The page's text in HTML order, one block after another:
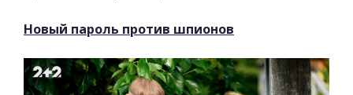
Новый пароль против шпионов